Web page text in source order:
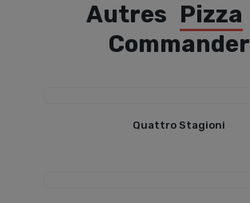
Autres Pizza
Commander
Quattro Stagioni